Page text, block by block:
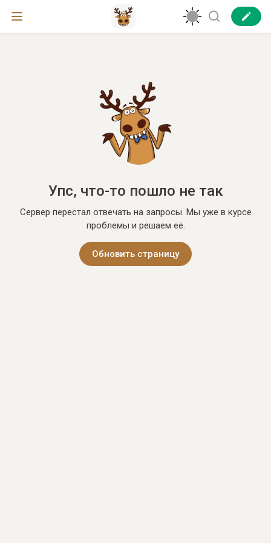
Упс, что-то пошло не так
Сервер перестал отвечать на запросы. Мы уже в курсе
проблемы и решаем её.
Обновить страницу